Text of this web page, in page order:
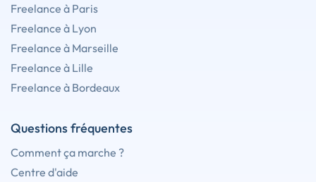
Freelance à Paris
Freelance à Lyon
Freelance à Marseille
Freelance à Lille
Freelance à Bordeaux
Questions fréquentes
Comment ça marche ?
Centre d'aide